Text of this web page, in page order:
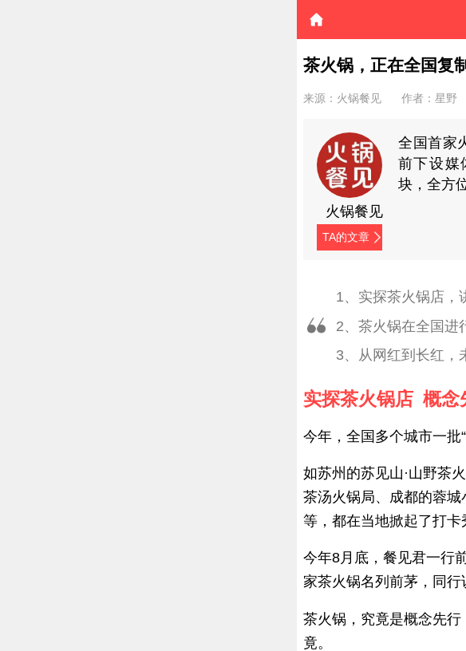
茶火锅，正在全国复
来源：火锅餐见 作者：星野
火锅餐见
TA的文章
全国首家
前下设媒
块，全方
1、实探茶火锅店，
2、茶火锅在全国进
3、从网红到长红，
实探茶火锅店 概念
今年，全国多个城市一批
如苏州的苏见山·山野茶
茶汤火锅局、成都的蓉城
等，都在当地掀起了打卡
今年8月底，餐见君一行
家茶火锅名列前茅，同行
茶火锅，究竟是概念先
竟。